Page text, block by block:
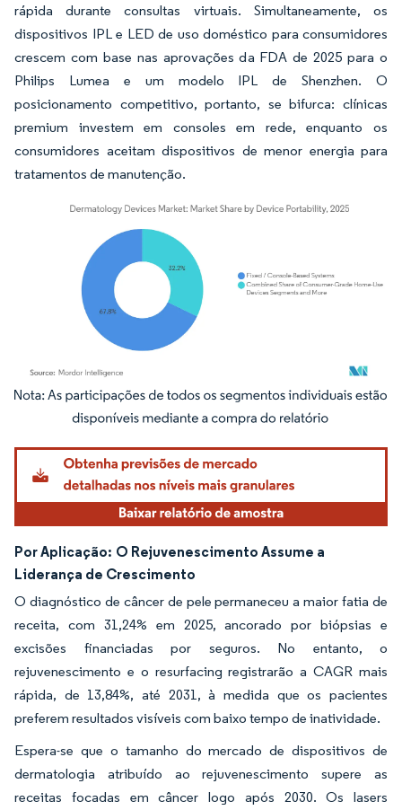
rápida durante consultas virtuais. Simultaneamente, os
dispositivos IPL e LED de uso doméstico para consumidores
crescem com base nas aprovações da FDA de 2025 para o
Philips Lumea e um modelo IPL de Shenzhen. O
posicionamento competitivo, portanto, se bifurca: clínicas
premium investem em consoles em rede, enquanto os
consumidores aceitam dispositivos de menor energia para
tratamentos de manutenção.
Imagem © Mordor Intelligence. O reuso requer atribuição conforme CC BY 4.0.
Por Aplicação: O Rejuvenescimento Assume a
Liderança de Crescimento
O diagnóstico de câncer de pele permaneceu a maior fatia de
receita, com 31,24% em 2025, ancorado por biópsias e
excisões financiadas por seguros. No entanto, o
rejuvenescimento e o resurfacing registrarão a CAGR mais
rápida, de 13,84%, até 2031, à medida que os pacientes
preferem resultados visíveis com baixo tempo de inatividade.
Espera-se que o tamanho do mercado de dispositivos de
dermatologia atribuído ao rejuvenescimento supere as
receitas focadas em câncer logo após 2030. Os lasers